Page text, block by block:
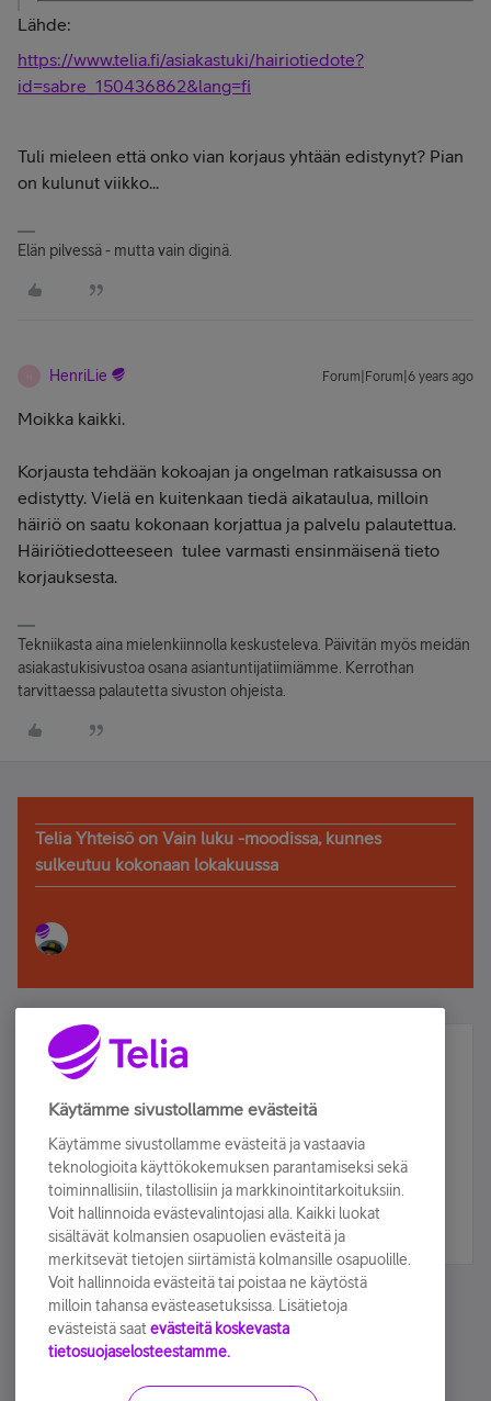
Lähde:
https://www.telia.fi/asiakastuki/hairiotiedote?
id=sabre_150436862&lang=fi
Tuli mieleen että onko vian korjaus yhtään edistynyt? Pian
on kulunut viikko...
Elän pilvessä - mutta vain diginä.
HenriLie Forum|Forum|6 years ago
Moikka kaikki.
Korjausta tehdään kokoajan ja ongelman ratkaisussa on
edistytty. Vielä en kuitenkaan tiedä aikataulua, milloin
häiriö on saatu kokonaan korjattua ja palvelu palautettua.
Häiriötiedotteeseen tulee varmasti ensinmäisenä tieto
korjauksesta.
Tekniikasta aina mielenkiinnolla keskusteleva. Päivitän myös meidän
asiakastukisivustoa osana asiantuntijatiimiämme. Kerrothan
tarvittaessa palautetta sivuston ohjeista.
Telia Yhteisö on Vain luku -moodissa, kunnes
sulkeutuu kokonaan lokakuussa
Älä jää paitsi – osallistu ja voita!
Tilaa Telian uutiskirje ja olet mukana arvonnassa.
sähköpostiisi.
Tilaa nyt
Käytämme sivustollamme evästeitä
Käytämme sivustollamme evästeitä ja vastaavia
teknologioita käyttökokemuksen parantamiseksi sekä
toiminnallisiin, tilastollisiin ja markkinointitarkoituksiin.
Voit hallinnoida evästevalintojasi alla. Kaikki luokat
sisältävät kolmansien osapuolien evästeitä ja
merkitsevät tietojen siirtämistä kolmansille osapuolille.
Voit hallinnoida evästeitä tai poistaa ne käytöstä
milloin tahansa evästeasetuksissa. Lisätietoja
evästeistä saat evästeitä koskevasta
tietosuojaselosteestamme.